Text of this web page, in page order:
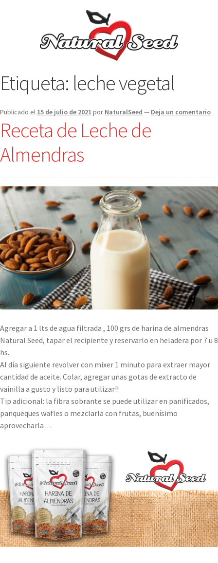
Etiqueta: leche vegetal
Publicado el 15 de julio de 2021 por NaturalSeed — Deja un comentario
Receta de Leche de
Almendras
Agregar a 1 lts de agua filtrada , 100 grs de harina de almendras
Natural Seed, tapar el recipiente y reservarlo en heladera por 7 u 8
hs.
Al día siguiente revolver con mixer 1 minuto para extraer mayor
cantidad de aceite. Colar, agregar unas gotas de extracto de
vainilla a gusto y listo para utilizar!!
Tip adicional: la fibra sobrante se puede utilizar en panificados,
panqueques wafles o mezclarla con frutas, buenísimo
aprovecharla…